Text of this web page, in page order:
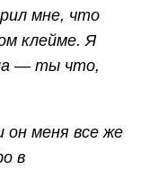
мне, что
клейме. Я
— ты что,
меня все же
в